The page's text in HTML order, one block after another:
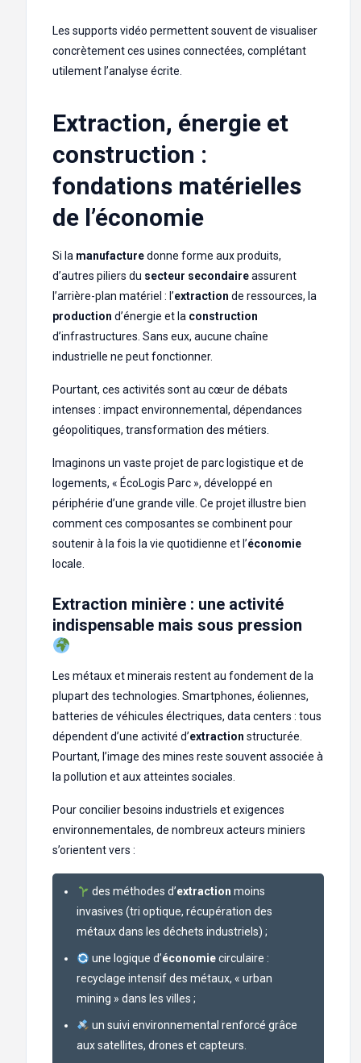
Les supports vidéo permettent souvent de visualiser
concrètement ces usines connectées, complétant
utilement l’analyse écrite.
Extraction, énergie et
construction :
fondations matérielles
de l’économie
Si la manufacturedonne forme aux produits,
d’autres piliers du secteur secondaireassurent
l’arrière-plan matériel : l’extraction de ressources, la
production d’énergie et la construction
d’infrastructures. Sans eux, aucune chaîne
industrielle ne peut fonctionner.
Pourtant, ces activités sont au cœur de débats
intenses : impact environnemental, dépendances
géopolitiques, transformation des métiers.
Imaginons un vaste projet de parc logistique et de
logements, « ÉcoLogis Parc », développé en
périphérie d’une grande ville. Ce projet illustre bien
comment ces composantes se combinent pour
soutenir à la fois la vie quotidienne et l’économie
locale.
Extraction minière : une activité
indispensable mais sous pression
Les métaux et minerais restent au fondement de la
plupart des technologies. Smartphones, éoliennes,
batteries de véhicules électriques, data centers : tous
dépendent d’une activité d’extraction structurée.
Pourtant, l’image des mines reste souvent associée à
la pollution et aux atteintes sociales.
Pour concilier besoins industriels et exigences
environnementales, de nombreux acteurs miniers
s’orientent vers :
des méthodes d’extraction moins
invasives (tri optique, récupération des
métaux dans les déchets industriels) ;
une logique d’économiecirculaire :
recyclage intensif des métaux, « urban
mining » dans les villes ;
un suivi environnemental renforcé grâce
aux satellites, drones et capteurs.